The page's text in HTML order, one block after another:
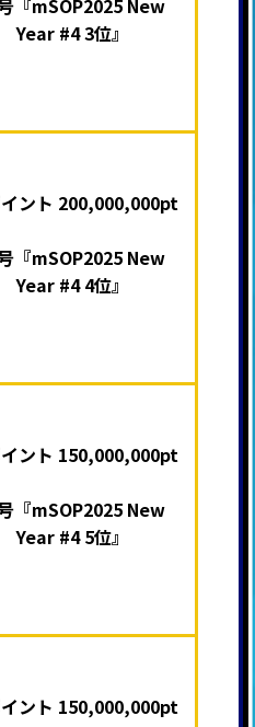
Year #4 3位』
ント 200,000,000pt
『mSOP2025 New
Year #4 4位』
ント 150,000,000pt
『mSOP2025 New
Year #4 5位』
ント 150,000,000pt